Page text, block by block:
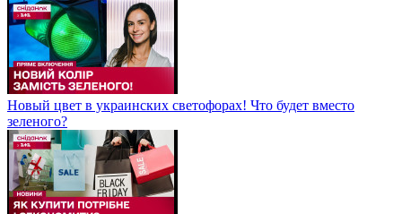
Новый цвет в украинских светофорах! Что будет вместо
зеленого?